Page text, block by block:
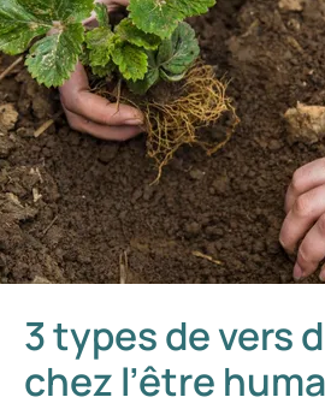
3 types de vers
chez l’être